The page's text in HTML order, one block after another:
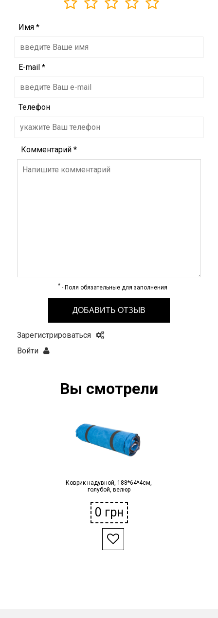
Имя *
E-mail *
Телефон
Комментарий *
* - Поля обязательные для заполнения
ДОБАВИТЬ ОТЗЫВ
Зарегистрироваться
Войти
Вы смотрели
Коврик надувной, 188*64*4см,
голубой, велюр
0 грн